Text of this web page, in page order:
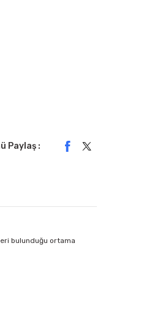
Paylaş :
bulunduğu ortama